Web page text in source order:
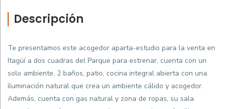
Descripción
Te presentamos este acogedor aparta-estudio para la venta en
Itagüí a dos cuadras del Parque para estrenar, cuenta con un
solo ambiente, 2 baños, patio, cocina integral abierta con una
iluminación natural que crea un ambiente cálido y acogedor.
Además, cuenta con gas natural y zona de ropas, su sala